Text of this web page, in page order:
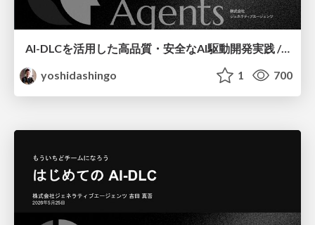
AI-DLCを活用した高品質・安全なAI駆動開発実践 / AI Driven Development
yoshidashingo
1 700